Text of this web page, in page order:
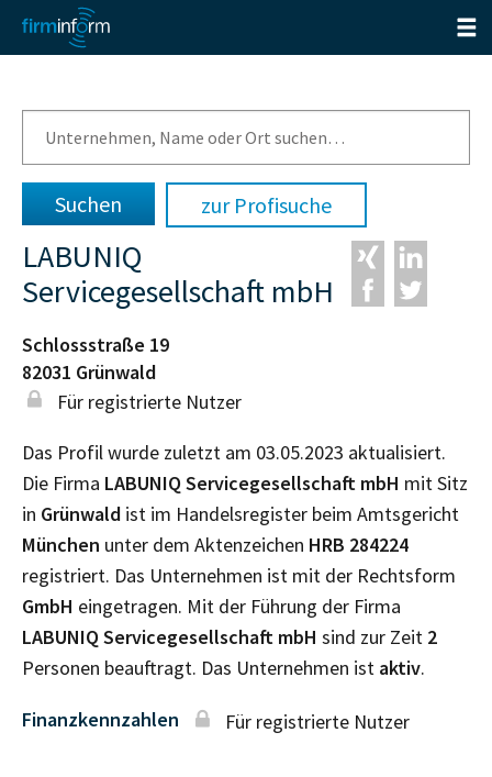
zur Profisuche
LABUNIQ
Servicegesellschaft mbH
Schlossstraße 19
82031 Grünwald
Für registrierte Nutzer
Das Profil wurde zuletzt am 03.05.2023 aktualisiert.
Die Firma LABUNIQ Servicegesellschaft mbH mit Sitz
in Grünwald ist im Handelsregister beim Amtsgericht
München unter dem Aktenzeichen HRB 284224
registriert. Das Unternehmen ist mit der Rechtsform
GmbH eingetragen. Mit der Führung der Firma
LABUNIQ Servicegesellschaft mbH sind zur Zeit 2
Personen beauftragt. Das Unternehmen ist aktiv.
Finanzkennzahlen Für registrierte Nutzer